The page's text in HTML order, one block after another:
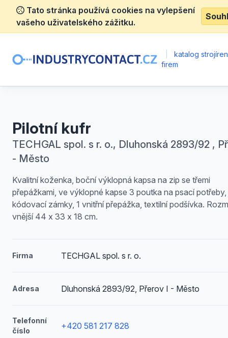
Tato stránka používá cookies na vylepšení
vašeho uživatelského zážitku.
katalog
firem
Pilotní kufr
TECHGAL spol. s r. o., Dluhonská 2893/92 ,
- Město
Kvalitní koženka, boční výklopná kapsa na zip se třemi
přepážkami, ve výklopné kapse 3 poutka na psací potřeby,
kódovací zámky, 1 vnitřní přepážka, textilní podšívka.
vnější 44 x 33 x 18 cm.
Firma TECHGAL spol. s r. o.
Adresa Dluhonská 2893/92, Přerov I - Město
Telefonní
číslo
+420 581 217 828